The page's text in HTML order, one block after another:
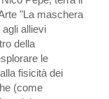
"La maschera
allievi
della
le
fisicità dei
(come